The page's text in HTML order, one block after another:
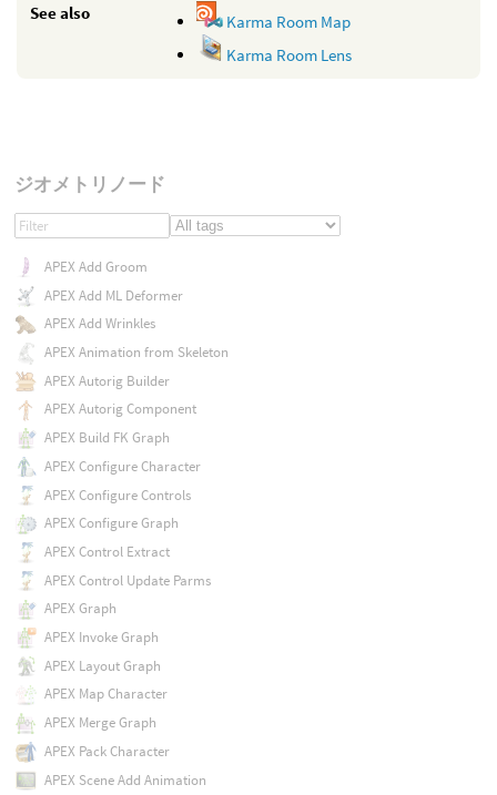
See also
Karma Room Map
Karma Room Lens
ジオメトリノード
APEX Add Groom
APEX Add ML Deformer
APEX Add Wrinkles
APEX Animation from Skeleton
APEX Autorig Builder
APEX Autorig Component
APEX Build FK Graph
APEX Configure Character
APEX Configure Controls
APEX Configure Graph
APEX Control Extract
APEX Control Update Parms
APEX Graph
APEX Invoke Graph
APEX Layout Graph
APEX Map Character
APEX Merge Graph
APEX Pack Character
APEX Scene Add Animation